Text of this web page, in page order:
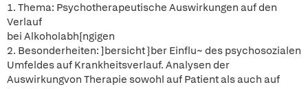
1. Thema: Psychotherapeutische Auswirkungen auf den
Verlauf
bei Alkoholabh{ngigen
2. Besonderheiten: ]bersicht }ber Einflu~ des psychosozialen
Umfeldes auf Krankheitsverlauf. Analysen der
Auswirkungvon Therapie sowohl auf Patient als auch auf